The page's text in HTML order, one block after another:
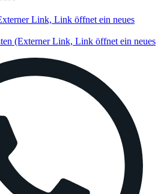
Link, Link öffnet ein neues
(Externer Link, Link öffnet ein neues